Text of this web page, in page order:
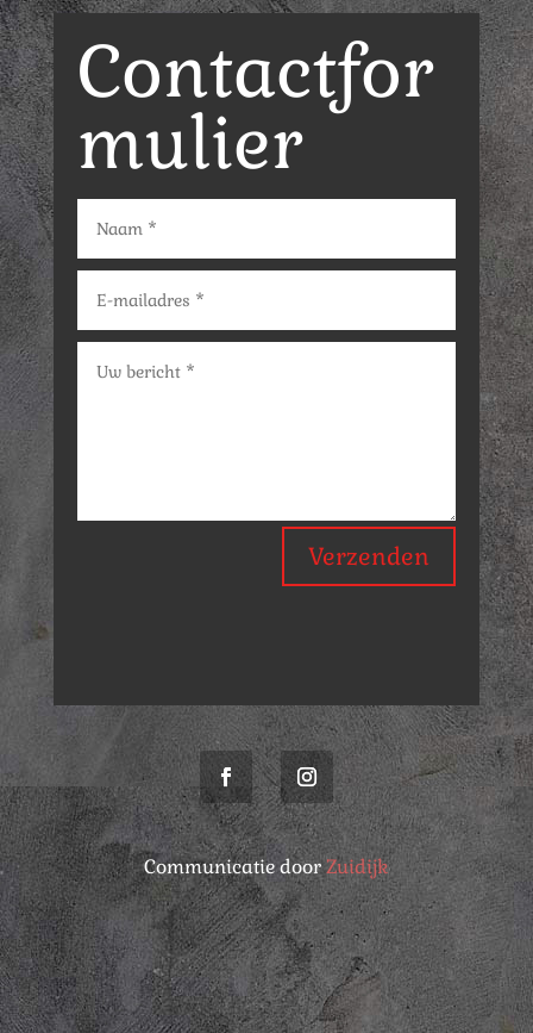
Contactfor
mulier
Verzenden
Communicatie door Zuidijk